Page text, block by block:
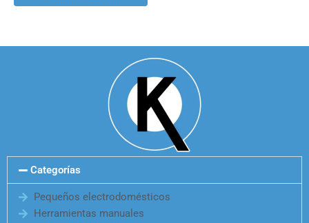
Categorías
Pequeños electrodomésticos
Herramientas manuales